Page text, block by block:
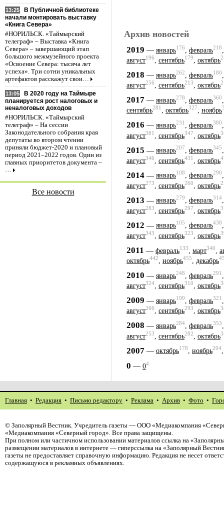
13:25
В Публичной библиотеке
начали монтировать выставку
«Книга Севера»
#НОРИЛЬСК. «Таймырский
телеграф» – Выставка «Книга
Севера» – завершающий этап
большого межмузейного проекта
«Освоение Севера: тысяча лет
успеха». Три сотни уникальных
артефактов расскажут свои…
13:05
В 2020 году на Таймыре
планируется рост налоговых и
неналоговых доходов
#НОРИЛЬСК. «Таймырский
телеграф» – На сессии
Законодательного собрания края
депутаты во втором чтении
приняли бюджет-2020 и плановый
период 2021–2022 годов. Один из
главных приоритетов документа –
…
Все новости
Архив новостей
2019 — январь176 февраль218
август196, сентябрь179, октябрь
2018 — январь262 февраль180
август256, сентябрь213, октябрь
2017 — январь278 февраль360
сентябрь281, октябрь327, ноябрь
2016 — январь231 февраль380
август381 сентябрь347 октябрь
2015 — январь207, февраль345
август346 сентябрь431 октябрь
2014 — январь108, февраль290
август273 сентябрь260 октябрь
2013 — январь279, февраль314
август283 сентябрь297 октябрь
2012 — январь105, февраль438
август343, сентябрь323, октябрь
2011 — февраль133 март340
октябрь442, ноябрь455, декабрь
2010 — январь248 февраль291
август324, сентябрь310, октябрь
2009 — январь199 февраль321
август266, сентябрь293, октябрь
2008 — январь284 февраль353
август253 сентябрь282 октябрь
2007 — октябрь178, ноябрь204
0 — 04
Главная • Редакция • Письмо редактору • Реклама • Архив • Фото •
© Заполярный Вестник. Учредитель газеты — ООО «Медиакомпания
«Медиакомпания «Северный город». Все права защищены.
При полном или частичном использовании материалов ссылка на
размещении материалов в интернете — гиперссылка на «Заполярный
газеты не предоставляет справочную информацию. Редакция не несет
содержащуюся в рекламных объявлениях.